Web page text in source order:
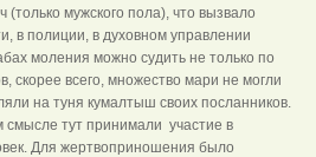
мужского пола), что вызвало
в полиции, в духовном управлении
моления можно судить не только по
скорее всего, множество мари не могли
на туня кумалтыш своих посланников.
смысле тут принимали участие в
Для жертвоприношения было